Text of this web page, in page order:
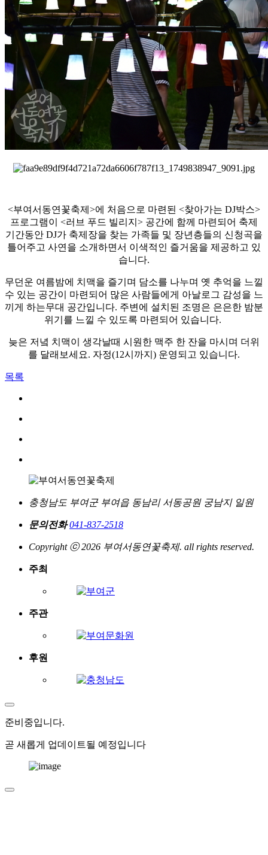
<부여서동연꽃축제>에 처음으로 마련된 <찾아가는 DJ박스>
프로그램이 <러브 푸드 빌리지> 공간에 함께 마련되어 축제
기간동안 DJ가 축제장을 찾는 가족들 및 장년층들의 신청곡을
틀어주고 사연을 소개하면서 이색적인 즐거움을 제공하고 있
습니다.
무던운 여름밤에 치맥을 즐기며 담소를 나누며 옛 추억을 느낄
수 있는 공간이 마련되어 많은 사람들에게 아날로그 감성을 느
끼게 하는무대 공간입니다. 주변에 설치된 조명은 은은한 밤분
위기를 느낄 수 있도록 마련되어 있습니다.
늦은 저녘 치맥이 생각날때 시원한 맥주 한 잔을 마시며 더위
를 달래보세요. 자정(12시까지) 운영되고 있습니다.
목록
충청남도 부여군 부여읍 동남리 서동공원 궁남지 일원
문의전화 041-837-2518
Copyright ⓒ 2026 부여서동연꽃축제. all rights reserved.
주최
주관
후원
준비중입니다.
곧 새롭게 업데이트될 예정입니다